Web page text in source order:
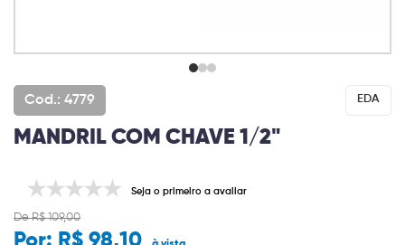
Cod.: 4779 EDA
MANDRIL COM CHAVE 1/2"
Seja o primeiro a avaliar
De R$ 109,00
Por: R$ 98,10